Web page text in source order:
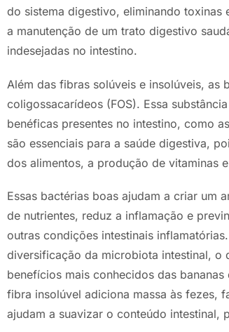
do sistema digestivo, eliminando
a manutenção de um trato digestivo
indesejadas no intestino.
Além das fibras solúveis e insolúveis,
coligossacarídeos (FOS). Essa
benéficas presentes no intestino, como
são essenciais para a saúde digestiva,
dos alimentos, a produção de vitaminas
Essas bactérias boas ajudam a criar um
de nutrientes, reduz a inflamação e
outras condições intestinais
diversificação da microbiota intestinal, o
benefícios mais conhecidos das
fibra insolúvel adiciona massa às fezes,
ajudam a suavizar o conteúdo intestinal,